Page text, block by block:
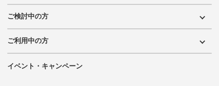
ご検討中の方
ご利用中の方
イベント・キャンペーン